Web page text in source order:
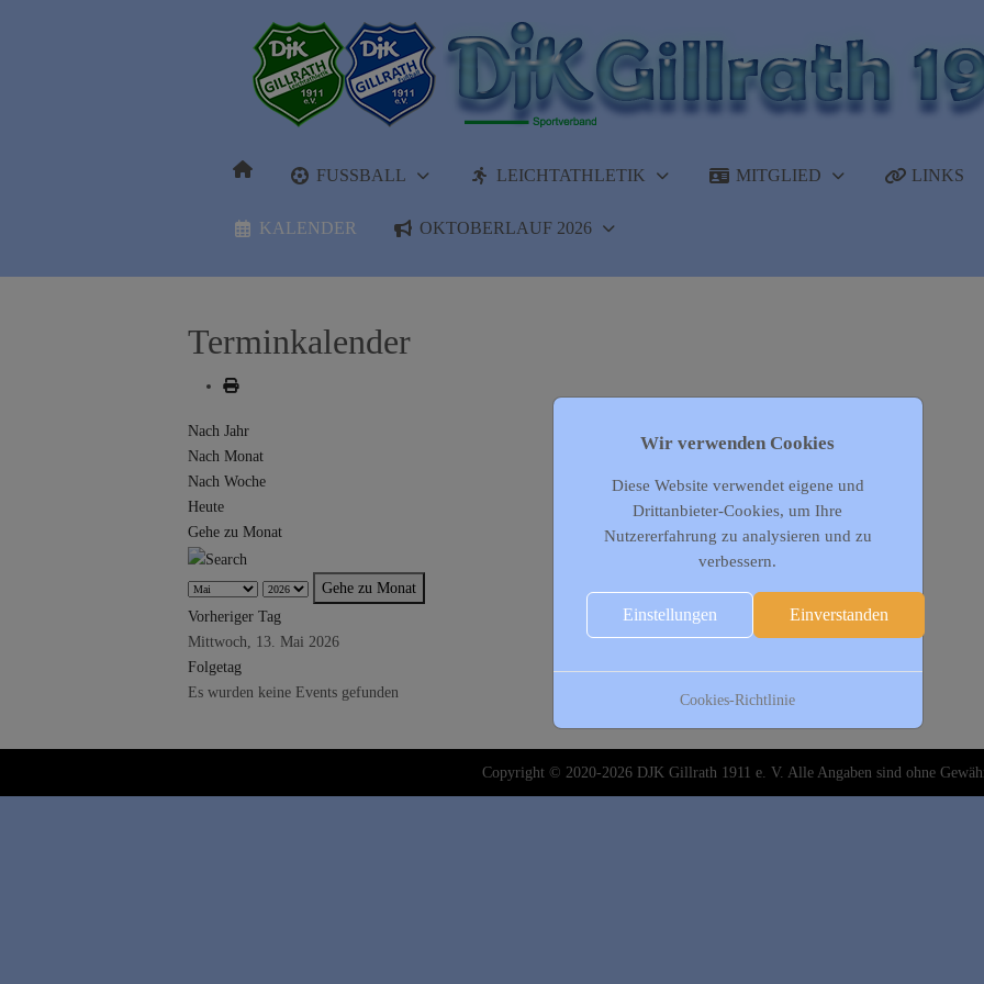
FUSSBALL LEICHTATHLETIK MITGLIED LINKS
KALENDER OKTOBERLAUF 2026
Terminkalender
Nach Jahr
Nach Monat
Nach Woche
Heute
Gehe zu Monat
Gehe zu Monat
Vorheriger Tag
Mittwoch, 13. Mai 2026
Folgetag
Es wurden keine Events gefunden
Copyright © 2020-2026 DJK Gillrath 1911 e. V. Alle Angaben sind ohne
Wir verwenden Cookies
Diese Website verwendet eigene und
Drittanbieter-Cookies, um Ihre
Nutzererfahrung zu analysieren und zu
verbessern.
Einstellungen Einverstanden
Cookies-Richtlinie